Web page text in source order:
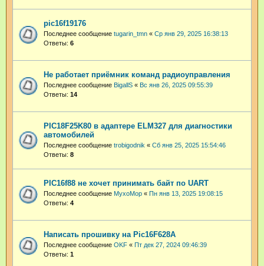
pic16f19176
Последнее сообщение tugarin_tmn « Ср янв 29, 2025 16:38:13
Ответы: 6
Не работает приёмник команд радиоуправления
Последнее сообщение BigallS « Вс янв 26, 2025 09:55:39
Ответы: 14
PIC18F25K80 в адаптере ELM327 для диагностики
автомобилей
Последнее сообщение trobigodnik « Сб янв 25, 2025 15:54:46
Ответы: 8
PIC16f88 не хочет принимать байт по UART
Последнее сообщение MyxoMop « Пн янв 13, 2025 19:08:15
Ответы: 4
Написать прошивку на Pic16F628A
Последнее сообщение OKF « Пт дек 27, 2024 09:46:39
Ответы: 1